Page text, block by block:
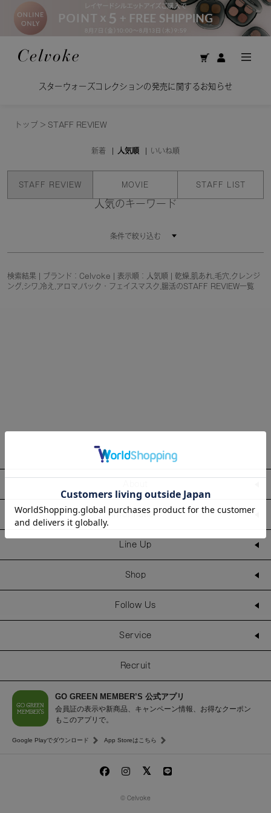
スターウォーズコレクションの発売に関するお知らせ
トップ > STAFF REVIEW
新着 人気順 いいね順
STAFF REVIEW MOVIE STAFF LIST
人気のキーワード
条件で絞り込む
検索結果 | ブランド：Celvoke | 表示順：人気順 | 乾燥,肌あれ,毛穴,クレンジ
ング,シワ,冷え,アロマ,パック・フェイスマスク,腸活のSTAFF REVIEW一覧
Information
Line Up
Shop
Follow Us
Service
Recruit
GO GREEN MEMBER’S 公式アプリ
会員証の表示や新商品、キャンペーン情報、お得なクーポン
もこのアプリで。
Google Playでダウンロード App Storeはこちら
© Celvoke